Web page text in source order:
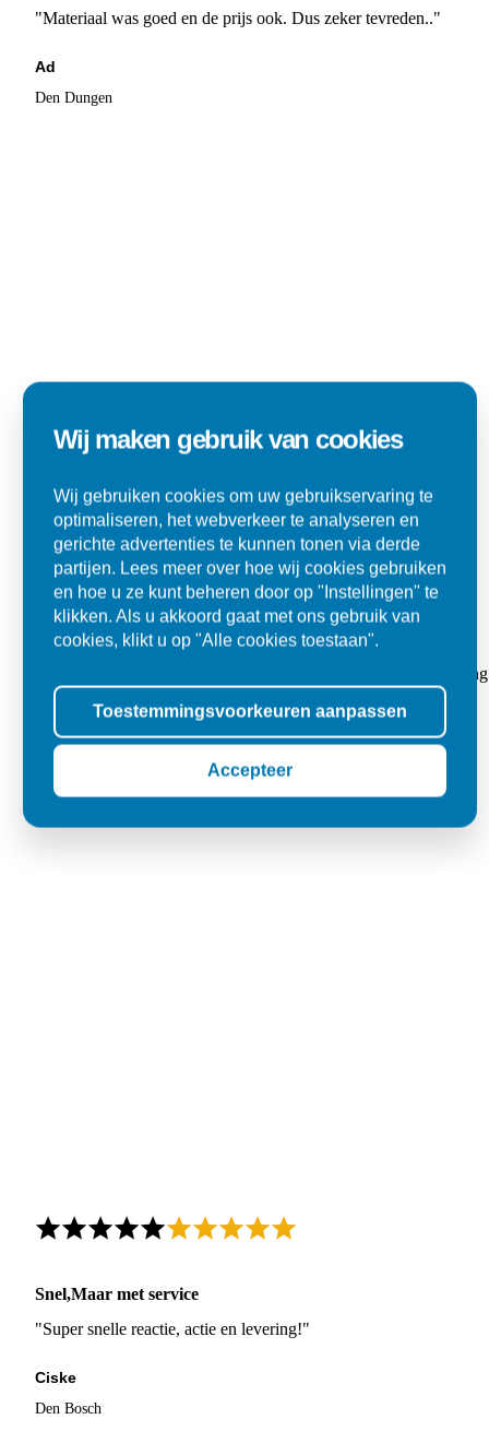
"Materiaal was goed en de prijs ook. Dus zeker tevreden.."
Ad
Den Dungen
Super
"Goed geholpen bij aankoop en zeer klantvriendelijk. De
tegels voor in de tuin."
Jolanda
Snel,Maar met service
"Super snelle reactie, actie en levering!"
Ciske
Den Bosch
Wij maken gebruik van cookies
Wij gebruiken cookies om uw gebruikservaring te
optimaliseren, het webverkeer te analyseren en
gerichte advertenties te kunnen tonen via derde
partijen. Lees meer over hoe wij cookies gebruiken
en hoe u ze kunt beheren door op "Instellingen" te
klikken. Als u akkoord gaat met ons gebruik van
cookies, klikt u op "Alle cookies toestaan".
Toestemmingsvoorkeuren aanpassen
Accepteer